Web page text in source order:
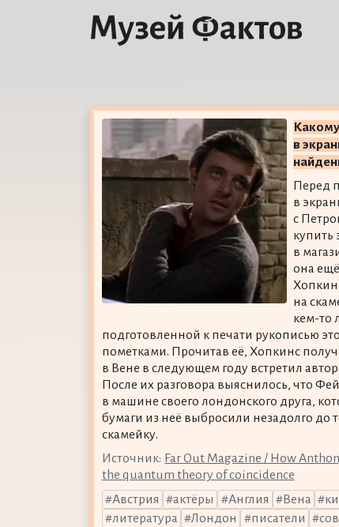
в
Перед
в
с
купить
в
она
на
кем-то
подготовленной к печати рукописью
пометками. Прочитав её, Хопкинс
в Вене в следующем году встретил
После их разговора выяснилось, что
в машине своего лондонского друга,
бумаги из неё выбросили незадолго до
скамейку.
Источник: Far Out Magazine / How
the quantum theory of coincidence
Австрия
актёры Англия Вена
литература
Лондон писатели